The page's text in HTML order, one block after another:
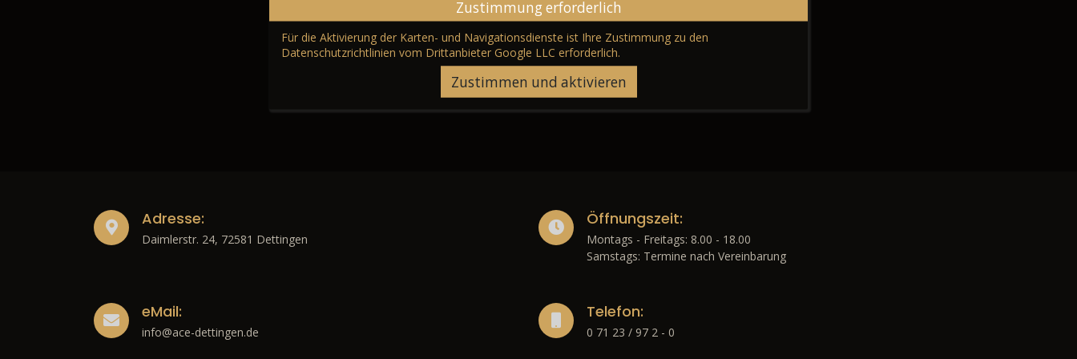
Zustimmung erforderlich
Für die Aktivierung der Karten- und Navigationsdienste ist Ihre Zustimmung zu den
Datenschutzrichtlinien vom Drittanbieter Google LLC erforderlich.
Zustimmen und aktivieren
Adresse:
Daimlerstr. 24, 72581 Dettingen
Öffnungszeit:
Montags - Freitags: 8.00 - 18.00
Samstags: Termine nach Vereinbarung
eMail:
info@ace-dettingen.de
Telefon:
0 71 23 / 97 2 - 0